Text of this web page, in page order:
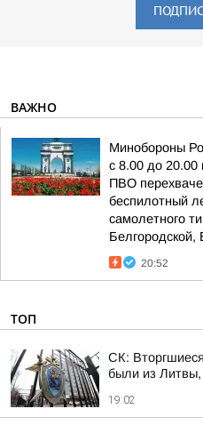
ВАЖНО
Минобороны
с 8.00 до
ПВО
беспилотный
самолетного
Белгородской,
20:52
ТОП
СК:
были из
19:02